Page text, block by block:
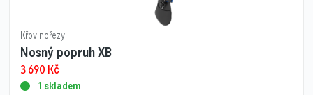
Křovinořezy
Nosný popruh XB
3 690 Kč
1 skladem